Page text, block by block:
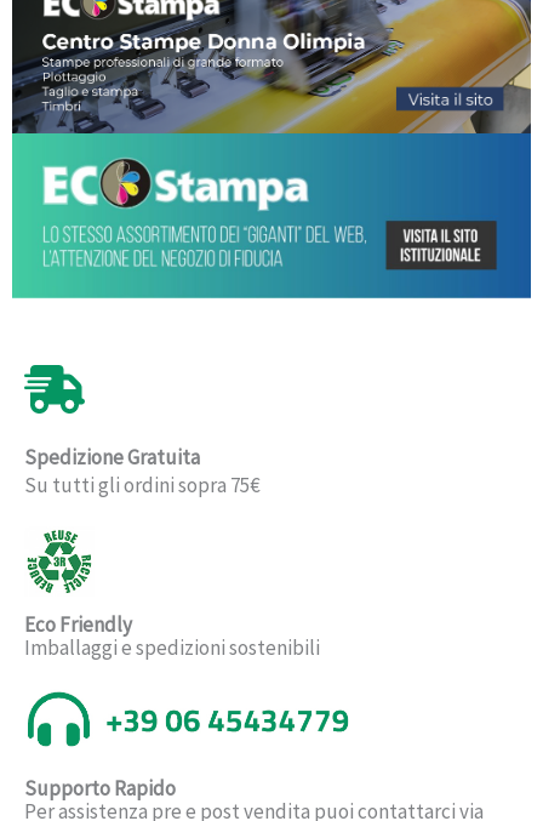
Spedizione Gratuita
Su tutti gli ordini sopra 75€
Eco Friendly
Imballaggi e spedizioni sostenibili
Supporto Rapido
Per assistenza pre e post vendita puoi contattarci via